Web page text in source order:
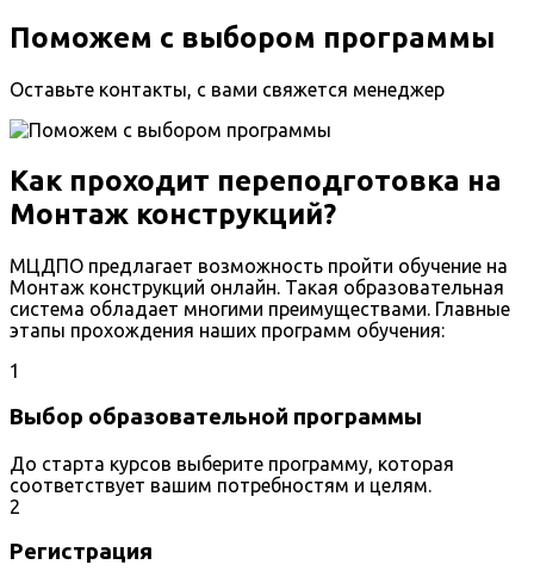
Поможем с выбором программы
Оставьте контакты, с вами свяжется менеджер
Как проходит переподготовка на
Монтаж конструкций?
МЦДПО предлагает возможность пройти обучение на
Монтаж конструкций онлайн. Такая образовательная
система обладает многими преимуществами. Главные
этапы прохождения наших программ обучения:
1
Выбор образовательной программы
До старта курсов выберите программу, которая
соответствует вашим потребностям и целям.
2
Регистрация